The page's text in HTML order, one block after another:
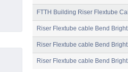
FTTH Building Riser Flextube
Riser Flextube cable Bend
Riser Flextube cable Bend
Riser Flextube cable Bend